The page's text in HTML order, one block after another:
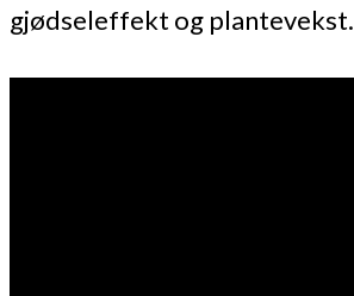
gjødseleffekt og plantevekst.